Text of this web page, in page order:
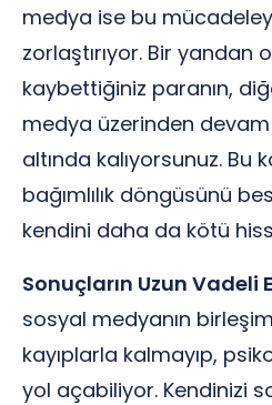
medya ise bu
zorlaştırıyor. Bir yandan
kaybettiğiniz paranın,
medya üzerinden devam
altında kalıyorsunuz. Bu
bağımlılık döngüsünü
kendini daha da kötü
Sonuçların Uzun Vadeli
sosyal medyanın
kayıplarla kalmayıp,
yol açabiliyor. Kendinizi